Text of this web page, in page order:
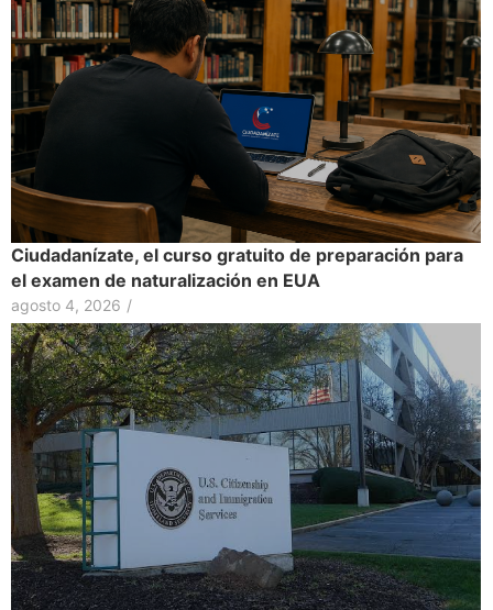
Ciudadanízate, el curso gratuito de preparación para
el examen de naturalización en EUA
agosto 4, 2026 /